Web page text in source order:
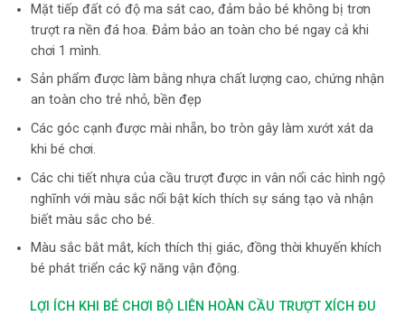
Mặt tiếp đất có độ ma sát cao, đảm bảo bé không bị trơn
trượt ra nền đá hoa. Đảm bảo an toàn cho bé ngay cả khi
chơi 1 mình.
Sản phẩm được làm bằng nhựa chất lượng cao, chứng nhận
an toàn cho trẻ nhỏ, bền đẹp
Các góc cạnh được mài nhẵn, bo tròn gây làm xướt xát da
khi bé chơi.
Các chi tiết nhựa của cầu trượt được in vân nổi các hình ngộ
nghĩnh với màu sắc nổi bật kích thích sự sáng tạo và nhận
biết màu sắc cho bé.
Màu sắc bắt mắt, kích thích thị giác, đồng thời khuyến khích
bé phát triển các kỹ năng vận động.
LỢI ÍCH KHI BÉ CHƠI BỘ LIÊN HOÀN CẦU TRƯỢT XÍCH ĐU